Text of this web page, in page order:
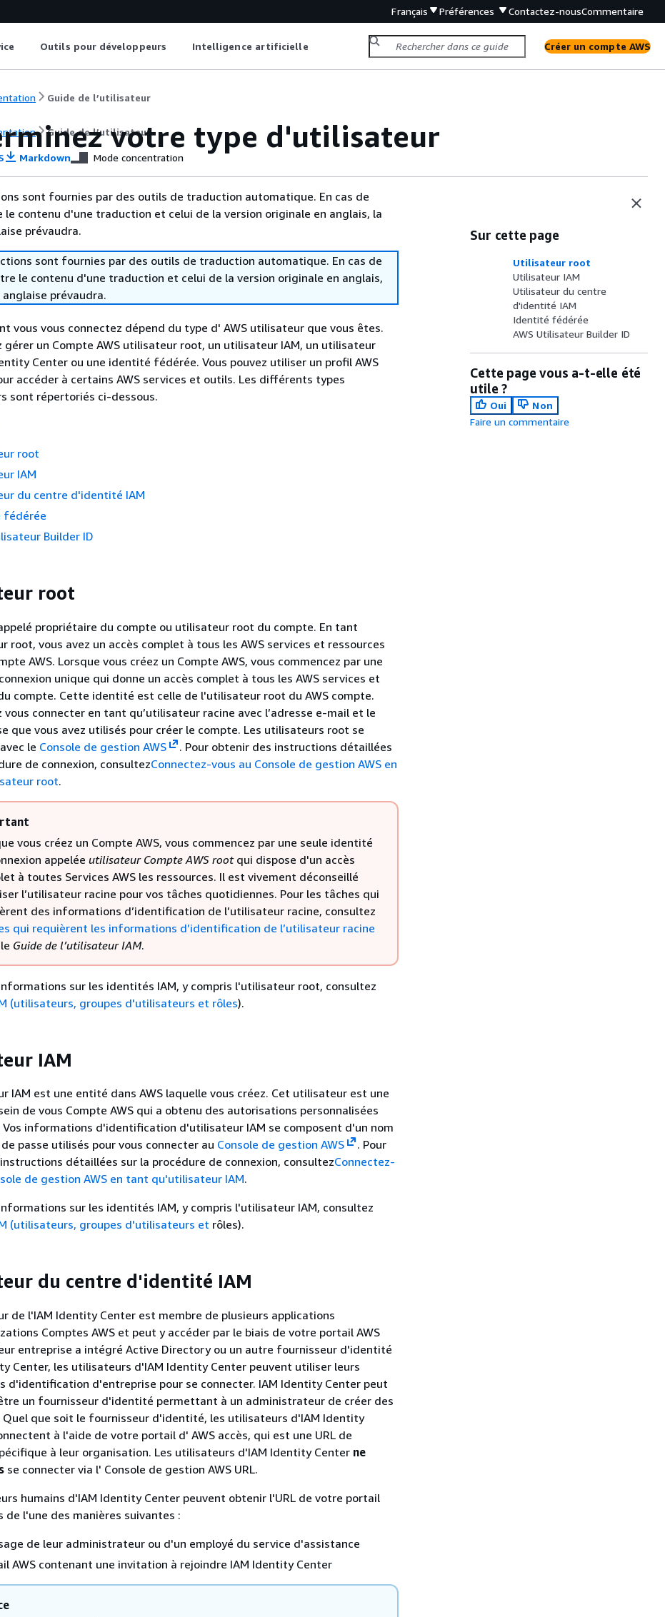
Français Préférences Contactez-nousCommentaire
Outils pour développeurs Intelligence artificielle Créer un compte AWS
Guide de l’utilisateur
Guide de l’utilisateurvotre type d'utilisateur
Markdown Mode concentration
sont fournies par des outils de traduction automatique. En cas de
contenu d'une traduction et celui de la version originale en anglais, la
prévaudra.
sont fournies par des outils de traduction automatique. En cas de
le contenu d'une traduction et celui de la version originale en anglais,
anglaise prévaudra.
vous vous connectez dépend du type d' AWS utilisateur que vous êtes.
gérer un Compte AWS utilisateur root, un utilisateur IAM, un utilisateur
Center ou une identité fédérée. Vous pouvez utiliser un profil AWS
accéder à certains AWS services et outils. Les différents types
sont répertoriés ci-dessous.
root
IAM
du centre d'identité IAM
fédérée
Builder ID
root
propriétaire du compte ou utilisateur root du compte. En tant
root, vous avez un accès complet à tous les AWS services et ressources
AWS. Lorsque vous créez un Compte AWS, vous commencez par une
unique qui donne un accès complet à tous les AWS services et
compte. Cette identité est celle de l'utilisateur root du AWS compte.
vous connecter en tant qu’utilisateur racine avec l’adresse e-mail et le
que vous avez utilisés pour créer le compte. Les utilisateurs root se
le Console de gestion AWS
. Pour obtenir des instructions détaillées
de connexion, consultezConnectez-vous au Console de gestion AWS en
root.
vous créez un Compte AWS, vous commencez par une seule identité
appelée utilisateur Compte AWS rootqui dispose d'un accès
à toutes Services AWS les ressources. Il est vivement déconseillé
l’utilisateur racine pour vos tâches quotidiennes. Pour les tâches qui
des informations d’identification de l’utilisateur racine, consultez
qui requièrent les informations d’identification de l’utilisateur racine
Guide de l’utilisateur IAM.
sur les identités IAM, y compris l'utilisateur root, consultez
(utilisateurs, groupes d'utilisateurs et rôles).
IAM
IAM est une entité dans AWS laquelle vous créez. Cet utilisateur est une
de vous Compte AWS qui a obtenu des autorisations personnalisées
Vos informations d'identification d'utilisateur IAM se composent d'un nom
passe utilisés pour vous connecter au Console de gestion AWS
. Pour
détaillées sur la procédure de connexion, consultezConnectez-
de gestion AWS en tant qu'utilisateur IAM.
sur les identités IAM, y compris l'utilisateur IAM, consultez
(utilisateurs, groupes d'utilisateurs et rôles).
du centre d'identité IAM
de l'IAM Identity Center est membre de plusieurs applications
Comptes AWS et peut y accéder par le biais de votre portail AWS
entreprise a intégré Active Directory ou un autre fournisseur d'identité
Center, les utilisateurs d'IAM Identity Center peuvent utiliser leurs
d'identification d'entreprise pour se connecter. IAM Identity Center peut
un fournisseur d'identité permettant à un administrateur de créer des
que soit le fournisseur d'identité, les utilisateurs d'IAM Identity
à l'aide de votre portail d' AWS accès, qui est une URL de
à leur organisation. Les utilisateurs d'IAM Identity Center ne
se connecter via l' Console de gestion AWS URL.
humains d'IAM Identity Center peuvent obtenir l'URL de votre portail
de l'une des manières suivantes :
de leur administrateur ou d'un employé du service d'assistance
AWS contenant une invitation à rejoindre IAM Identity Center
Sur cette page
Utilisateur root
Utilisateur IAM
Utilisateur du centre
d'identité IAM
Identité fédérée
AWS Utilisateur Builder ID
Cette page vous a-t-elle été
utile ?
Oui
Non
Faire un commentaire